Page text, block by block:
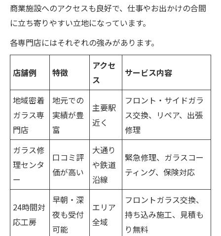
商業施設へのアクセスも良好で、仕事やお出かけの合間
に立ち寄りやすい立地になっています。
各専門店にはそれぞれの強みがあります。
店舗例 特徴
アクセ
ス
サービス内容
地域密着
ガラス専
門店
地元での
実績が豊
富
主要駅
近く
フロント・サイドガラ
ス交換、リペア、出張
修理
ガラス修
理センタ
ー
口コミ評
価が高い
大通り
や鉄道
沿線
緊急修理、ガラスコー
ティング、保険対応
24時間対
応工房
早朝・深
夜も受付
可能
エリア
全域
フロントガラス交換、
持ち込み施工、見積も
り無料